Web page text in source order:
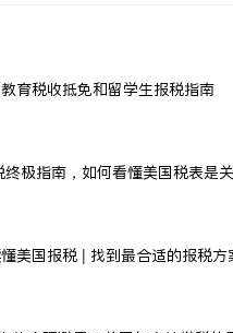
育税收抵免和留学生报税指南
极指南，如何看懂美国税表是关
美国报税 | 找到最合适的报税方